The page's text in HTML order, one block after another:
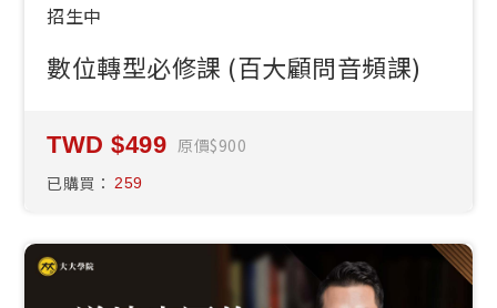
招生中
數位轉型必修課 (百大顧問音頻課)
499 原價 900
已購買：
259